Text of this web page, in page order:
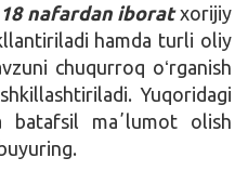
18 nafardan iborat xorijiy
hamda turli oliy
chuqurroq oʻrganish
Yuqoridagi
batafsil maʼlumot olish